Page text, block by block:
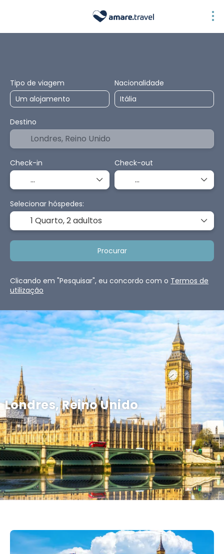
Londres, Reino Unido
Tipo de viagem Nacionalidade
Destino
Check-in Check-out
Selecionar hóspedes:
1 Quarto,2 adultos
Procurar
Clicando em "Pesquisar", eu concordo com o Termos de
utilização